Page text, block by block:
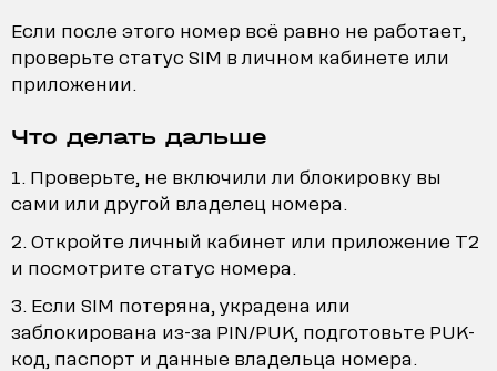
Если после этого номер всё равно не работает,
проверьте статус SIM в личном кабинете или
приложении.
Что делать дальше
Проверьте, не включили ли блокировку вы
сами или другой владелец номера.
Откройте личный кабинет или приложение T2
и посмотрите статус номера.
Если SIM потеряна, украдена или
заблокирована из-за PIN/PUK, подготовьте PUK-
код, паспорт и данные владельца номера.